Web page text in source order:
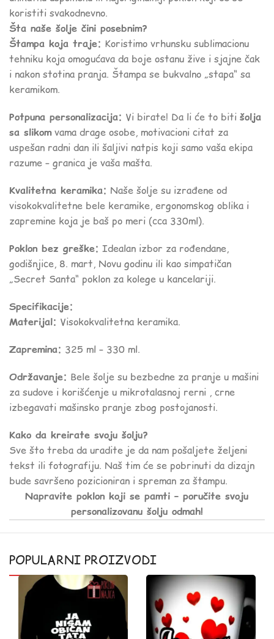
koristiti svakodnevno.
Šta naše šolje čini posebnim?
Štampa koja traje: Koristimo vrhunsku sublimacionu
tehniku koja omogućava da boje ostanu žive i sjajne čak
i nakon stotina pranja. Štampa se bukvalno „stapa“ sa
keramikom.
Potpuna personalizacija: Vi birate! Da li će to biti šolja
sa slikomvama drage osobe, motivacioni citat za
uspešan radni dan ili šaljivi natpis koji samo vaša ekipa
razume – granica je vaša mašta.
Kvalitetna keramika: Naše šolje su izrađene od
visokokvalitetne bele keramike, ergonomskog oblika i
zapremine koja je baš po meri (cca 330ml).
Poklon bez greške: Idealan izbor za rođendane,
godišnjice, 8. mart, Novu godinu ili kao simpatičan
„Secret Santa“ poklon za kolege u kancelariji.
Specifikacije:
Materijal: Visokokvalitetna keramika.
Zapremina: 325 ml – 330 ml.
Održavanje: Bele šolje su bezbedne za pranje u mašini
za sudove i korišćenje u mikrotalasnoj rerni , crne
izbegavati mašinsko pranje zbog postojanosti.
Kako da kreirate svoju šolju?
Sve što treba da uradite je da nam pošaljete željeni
tekst ili fotografiju. Naš tim će se pobrinuti da dizajn
bude savršeno pozicioniran i spreman za štampu.
Napravite poklon koji se pamti – poručite svoju
personalizovanu šolju odmah!
POPULARNI PROIZVODI